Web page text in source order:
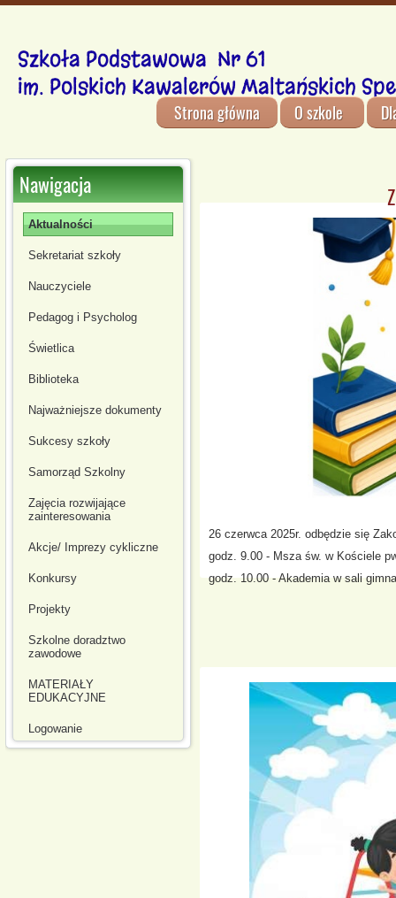
Szkoła Podstawowa Nr 61
im. Polskich Kawalerów Maltańskich
Strona główna O szkole
Nawigacja
Aktualności
Sekretariat szkoły
Nauczyciele
Pedagog i Psycholog
Świetlica
Biblioteka
Najważniejsze dokumenty
Sukcesy szkoły
Samorząd Szkolny
Zajęcia rozwijające
zainteresowania
Akcje/ Imprezy cykliczne
Konkursy
Projekty
Szkolne doradztwo
zawodowe
MATERIAŁY
EDUKACYJNE
Logowanie
26 czerwca 2025r. odbędzie się
godz. 9.00 - Msza św. w Kościele
godz. 10.00 - Akademia w sali